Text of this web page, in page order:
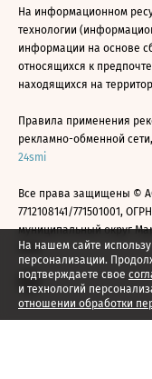
На нашем сайте
персонализации.
подтверждаете свое
и технологий
отношении обработки
На информационном
технологии
информации на основе
относящихся к
находящихся на
Правила применения
рекламно-обменной
24smi
Все права защищены ©
7712108141/771501001,
муниципальный округ
2026